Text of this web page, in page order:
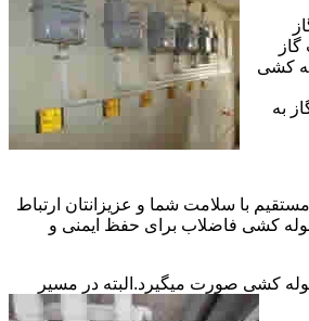
کشی
به
با سلامت شما و عزیزانتان ارتباط
لوله کشی فاضلاب برای حفظ ایمنی و
کشی صورت میگیرد.البته در مسیر